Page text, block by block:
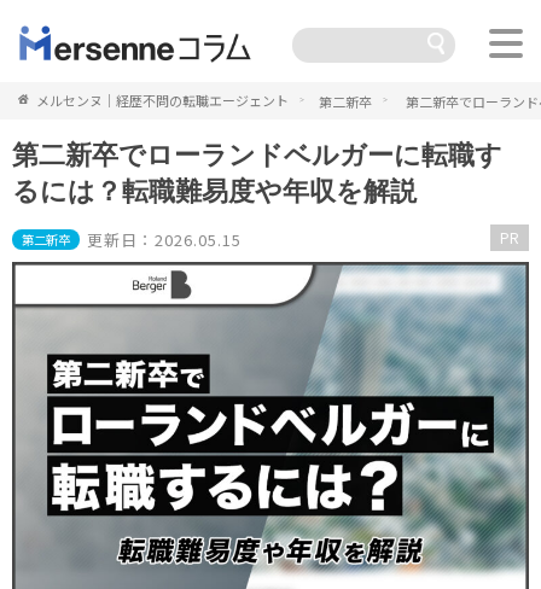
メルセンヌ｜経歴不問の転職エージェント 第二新卒 第二新卒でローラン
第二新卒でローランドベルガーに転職す
るには？転職難易度や年収を解説
第二新卒 更新日：2026.05.15 PR